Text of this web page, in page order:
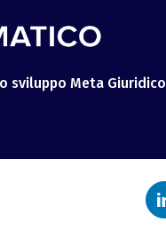
sviluppo Meta Giuridico